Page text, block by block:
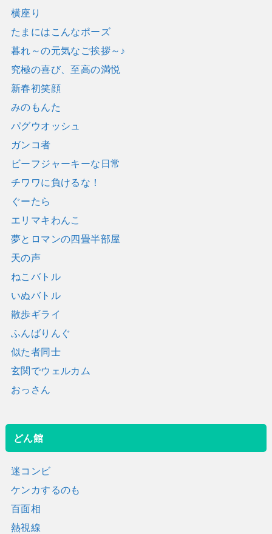
横座り
たまにはこんなポーズ
暮れ～の元気なご挨拶～♪
究極の喜び、至高の満悦
新春初笑顔
みのもんた
パグウオッシュ
ガンコ者
ビーフジャーキーな日常
チワワに負けるな！
ぐーたら
エリマキわんこ
夢とロマンの四畳半部屋
天の声
ねこバトル
いぬバトル
散歩ギライ
ふんばりんぐ
似た者同士
玄関でウェルカム
おっさん
どん館
迷コンビ
ケンカするのも
百面相
熱視線